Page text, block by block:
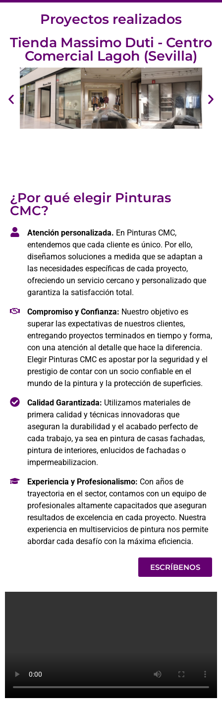
Proyectos realizados
Tienda Massimo Duti - Centro
Comercial Lagoh (Sevilla)
¿Por qué elegir Pinturas
CMC?
Atención personalizada. En Pinturas CMC,
entendemos que cada cliente es único. Por ello,
diseñamos soluciones a medida que se adaptan a
las necesidades específicas de cada proyecto,
ofreciendo un servicio cercano y personalizado que
garantiza la satisfacción total.
Compromiso y Confianza: Nuestro objetivo es
superar las expectativas de nuestros clientes,
entregando proyectos terminados en tiempo y forma,
con una atención al detalle que hace la diferencia.
Elegir Pinturas CMC es apostar por la seguridad y el
prestigio de contar con un socio confiable en el
mundo de la pintura y la protección de superficies.
Calidad Garantizada: Utilizamos materiales de
primera calidad y técnicas innovadoras que
aseguran la durabilidad y el acabado perfecto de
cada trabajo, ya sea en pintura de casas fachadas,
pintura de interiores, enlucidos de fachadas o
impermeabilizacion.
Experiencia y Profesionalismo: Con años de
trayectoria en el sector, contamos con un equipo de
profesionales altamente capacitados que aseguran
resultados de excelencia en cada proyecto. Nuestra
experiencia en multiservicios de pintura nos permite
abordar cada desafío con la máxima eficiencia.
ESCRÍBENOS